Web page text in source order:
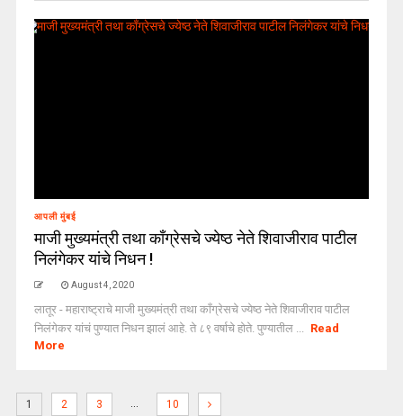
आपली मुंबई
माजी मुख्यमंत्री तथा काँग्रेसचे ज्येष्ठ नेते शिवाजीराव पाटील
निलंगेकर यांचे निधन !
August 4, 2020
लातूर - महाराष्ट्राचे माजी मुख्यमंत्री तथा काँग्रेसचे ज्येष्ठ नेते शिवाजीराव पाटील
निलंगेकर यांचं पुण्यात निधन झालं आहे. ते ८९ वर्षाचे होते. पुण्यातील ... Read
More
1 2 3 … 10